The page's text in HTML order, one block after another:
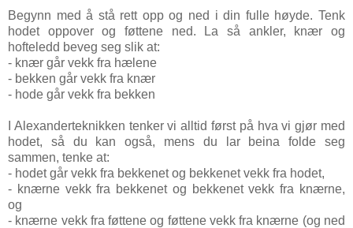
Begynn med å stå rett opp og ned i din fulle høyde. Tenk
hodet oppover og føttene ned. La så ankler, knær og
hofteledd beveg seg slik at:
- knær går vekk fra hælene
- bekken går vekk fra knær
- hode går vekk fra bekken
I Alexanderteknikken tenker vi alltid først på hva vi gjør med
hodet, så du kan også, mens du lar beina folde seg
sammen, tenke at:
- hodet går vekk fra bekkenet og bekkenet vekk fra hodet,
- knærne vekk fra bekkenet og bekkenet vekk fra knærne,
og
- knærne vekk fra føttene og føttene vekk fra knærne (og ned